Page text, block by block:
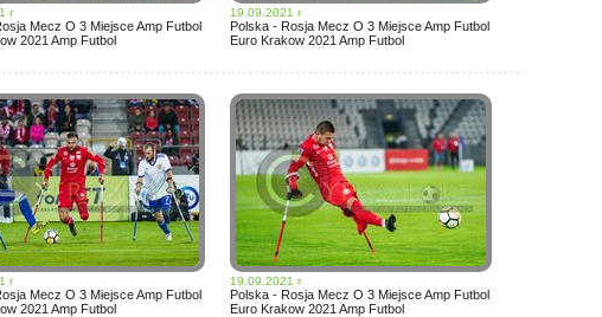
r
Mecz O 3 Miejsce Amp Futbol
2021 Amp Futbol
19.09.2021 r
Polska - Rosja Mecz O 3 Miejsce Amp Futbol
Euro Krakow 2021 Amp Futbol
r
Mecz O 3 Miejsce Amp Futbol
2021 Amp Futbol
19.09.2021 r
Polska - Rosja Mecz O 3 Miejsce Amp Futbol
Euro Krakow 2021 Amp Futbol